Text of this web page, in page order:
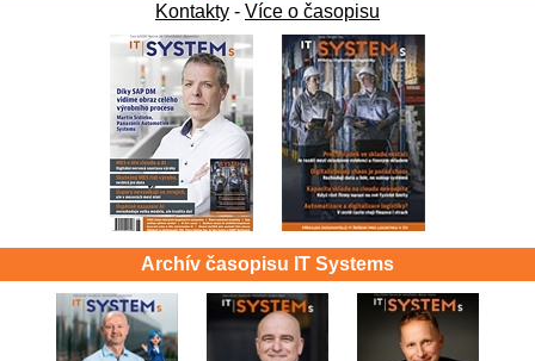
Kontakty - Více o časopisu
Archív časopisu IT Systems